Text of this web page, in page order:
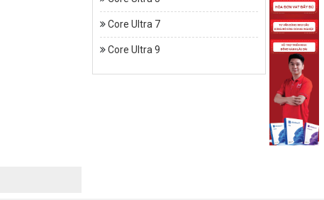
Core Ultra 7
Core Ultra 9